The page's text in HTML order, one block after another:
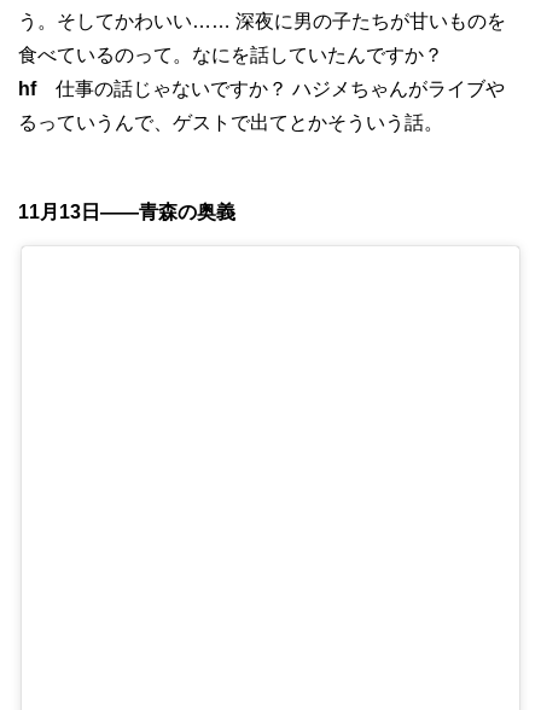
う。そしてかわいい…… 深夜に男の子たちが甘いものを
食べているのって。なにを話していたんですか？
hf仕事の話じゃないですか？ ハジメちゃんがライブや
るっていうんで、ゲストで出てとかそういう話。
11月13日——青森の奥義